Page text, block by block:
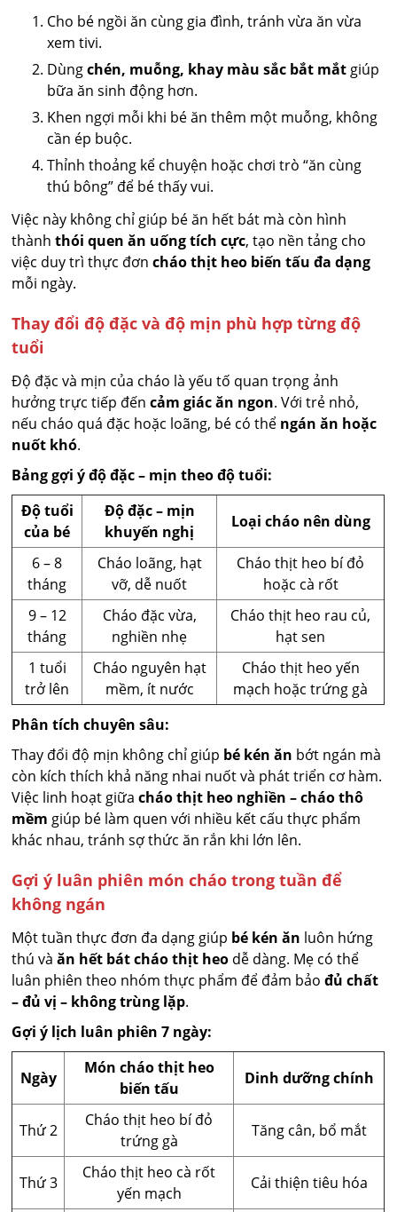
Cho bé ngồi ăn cùng gia đình, tránh vừa ăn vừa
xem tivi.
Dùngchén, muỗng, khay màu sắc bắt mắt giúp
bữa ăn sinh động hơn.
Khen ngợi mỗi khi bé ăn thêm một muỗng, không
cần ép buộc.
Thỉnh thoảng kể chuyện hoặc chơi trò “ăn cùng
thú bông” để bé thấy vui.
Việc này không chỉ giúp bé ăn hết bát mà còn hình
thànhthói quen ăn uống tích cực, tạo nền tảng cho
việc duy trì thực đơncháo thịt heo biến tấu đa dạng
mỗi ngày.
Thay đổi độ đặc và độ mịn phù hợp từng độ
tuổi
Độ đặc và mịn của cháo là yếu tố quan trọng ảnh
hưởng trực tiếp đếncảm giác ăn ngon. Với trẻ nhỏ,
nếu cháo quá đặc hoặc loãng, bé có thể ngán ăn hoặc
nuốt khó.
Bảng gợi ý độ đặc – mịn theo độ tuổi:
Độ tuổi
của bé
Độ đặc – mịn
khuyến nghị
Loại cháo nên dùng
6 – 8
tháng
Cháo loãng, hạt
vỡ, dễ nuốt
Cháo thịt heo bí đỏ
hoặc cà rốt
9 – 12
tháng
Cháo đặc vừa,
nghiền nhẹ
Cháo thịt heo rau củ,
hạt sen
1 tuổi
trở lên
Cháo nguyên hạt
mềm, ít nước
Cháo thịt heo yến
mạch hoặc trứng gà
Phân tích chuyên sâu:
Thay đổi độ mịn không chỉ giúp bé kén ăn bớt ngán mà
còn kích thích khả năng nhai nuốt và phát triển cơ hàm.
Việc linh hoạt giữacháo thịt heo nghiền – cháo thô
mềm giúp bé làm quen với nhiều kết cấu thực phẩm
khác nhau, tránh sợ thức ăn rắn khi lớn lên.
Gợi ý luân phiên món cháo trong tuần để
không ngán
Một tuần thực đơn đa dạng giúp bé kén ăn luôn hứng
thú vàăn hết bát cháo thịt heo dễ dàng. Mẹ có thể
luân phiên theo nhóm thực phẩm để đảm bảođủ chất
– đủ vị – không trùng lặp.
Gợi ý lịch luân phiên 7 ngày:
Ngày
Món cháo thịt heo
biến tấu
Dinh dưỡng chính
Thứ 2
Cháo thịt heo bí đỏ
trứng gà
Tăng cân, bổ mắt
Thứ 3
Cháo thịt heo cà rốt
yến mạch
Cải thiện tiêu hóa